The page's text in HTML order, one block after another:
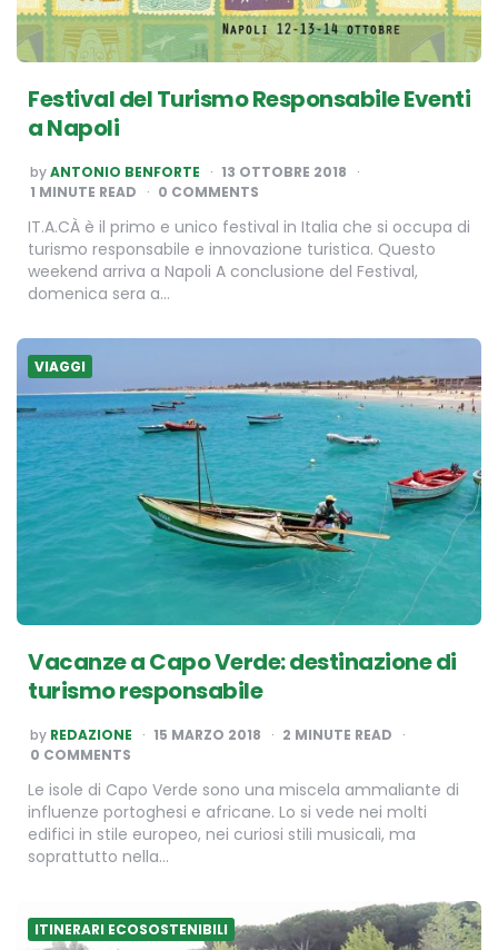
Festival del Turismo Responsabile Eventi
a Napoli
POSTED
BY
byANTONIO BENFORTE
13 OTTOBRE 2018
1 MINUTE READ 0 COMMENTS
IT.A.CÀ è il primo e unico festival in Italia che si occupa di
turismo responsabile e innovazione turistica. Questo
weekend arriva a Napoli A conclusione del Festival,
domenica sera a…
VIAGGI
Vacanze a Capo Verde: destinazione di
turismo responsabile
POSTED
BY
by REDAZIONE 15 MARZO 2018 2 MINUTE READ
0 COMMENTS
Le isole di Capo Verde sono una miscela ammaliante di
influenze portoghesi e africane. Lo si vede nei molti
edifici in stile europeo, nei curiosi stili musicali, ma
soprattutto nella…
ITINERARI ECOSOSTENIBILI